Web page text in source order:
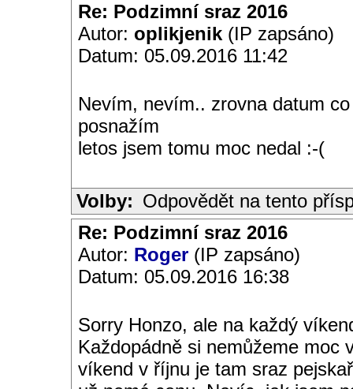
Re: Podzimní sraz 2016
Autor: oplikjenik (IP zapsáno)
Datum: 05.09.2016 11:42
Nevím, nevím.. zrovna datum
posnažím
letos jsem tomu moc nedal :-(
Volby: Odpovědět na tento
Re: Podzimní sraz 2016
Autor: Roger (IP zapsáno)
Datum: 05.09.2016 16:38
Sorry Honzo, ale na každý
Každopádně si nemůžeme
víkend v říjnu je tam sraz